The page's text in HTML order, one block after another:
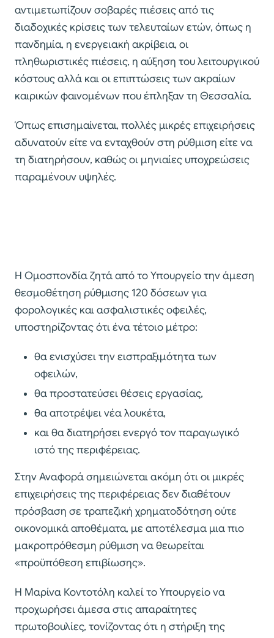
αντιμετωπίζουν σοβαρές πιέσεις από τις
διαδοχικές κρίσεις των τελευταίων ετών, όπως η
πανδημία, η ενεργειακή ακρίβεια, οι
πληθωριστικές πιέσεις, η αύξηση του λειτουργικού
κόστους αλλά και οι επιπτώσεις των ακραίων
καιρικών φαινομένων που έπληξαν τη Θεσσαλία.
Όπως επισημαίνεται, πολλές μικρές επιχειρήσεις
αδυνατούν είτε να ενταχθούν στη ρύθμιση είτε να
τη διατηρήσουν, καθώς οι μηνιαίες υποχρεώσεις
παραμένουν υψηλές.
Η Ομοσπονδία ζητά από το Υπουργείο την άμεση
θεσμοθέτηση ρύθμισης 120 δόσεων για
φορολογικές και ασφαλιστικές οφειλές,
υποστηρίζοντας ότι ένα τέτοιο μέτρο:
θα ενισχύσει την εισπραξιμότητα των
οφειλών,
θα προστατεύσει θέσεις εργασίας,
θα αποτρέψει νέα λουκέτα,
και θα διατηρήσει ενεργό τον παραγωγικό
ιστό της περιφέρειας.
Στην Αναφορά σημειώνεται ακόμη ότι οι μικρές
επιχειρήσεις της περιφέρειας δεν διαθέτουν
πρόσβαση σε τραπεζική χρηματοδότηση ούτε
οικονομικά αποθέματα, με αποτέλεσμα μια πιο
μακροπρόθεσμη ρύθμιση να θεωρείται
«προϋπόθεση επιβίωσης».
Η Μαρίνα Κοντοτόλη καλεί το Υπουργείο να
προχωρήσει άμεσα στις απαραίτητες
πρωτοβουλίες, τονίζοντας ότι η στήριξη της